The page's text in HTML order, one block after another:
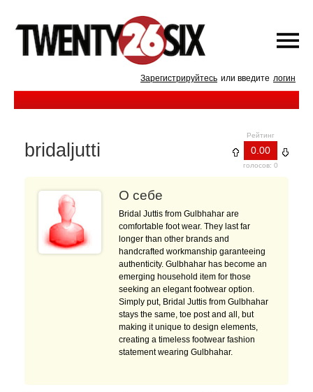
Зарегистрируйтесь или введите логин
Рейтинг
0.00
голосов: 0
bridaljutti
О себе
Bridal Juttis from Gulbhahar are
comfortable foot wear. They last far
longer than other brands and
handcrafted workmanship garanteeing
authenticity. Gulbhahar has become an
emerging household item for those
seeking an elegant footwear option.
Simply put, Bridal Juttis from Gulbhahar
stays the same, toe post and all, but
making it unique to design elements,
creating a timeless footwear fashion
statement wearing Gulbhahar.